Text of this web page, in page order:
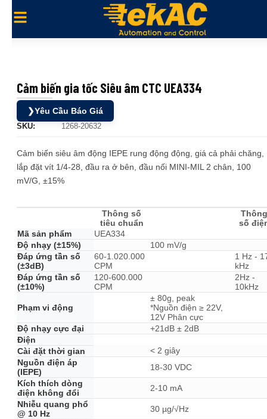
Cảm biến gia tốc Siêu âm CTC UEA334
❯Yêu Cầu Báo Giá
SKU: 1268-20632
Cảm biến siêu âm động IEPE rung động động, giá cả phải chăng,
lắp đặt vít 1/4-28, đầu ra ở bên, đầu nối MINI-MIL 2 chân, 100
mV/G, ±15%
Thông số
tiêu chuẩn
Thông
số
Mã sản phẩm
UEA334
Độ nhạy (±15%)
100 mV/g
Đáp ứng tần số
(±3dB)
60-1.020.000
CPM
1 Hz -
kHz
Đáp ứng tần số
(±10%)
120-600.000
CPM
2Hz -
10kHz
Phạm vi động
± 80g, peak
*Nguồn điện ≥ 22V,
12V Phân cực
Độ nhạy cực đại
+21dB ± 2dB
Điện
Cài đặt thời gian
< 2 giây
Nguồn điện áp
(IEPE)
18-30 VDC
Kích thích dòng
điện không đổi
2-10 mA
Nhiễu quang phổ
@ 10 Hz
30 µg/√Hz